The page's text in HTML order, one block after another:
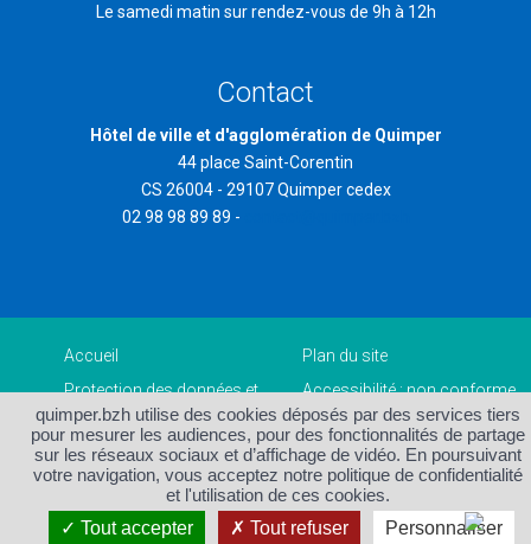
Le samedi matin sur rendez-vous de 9h à 12h
Contact
Hôtel de ville et d'agglomération de Quimper
44 place Saint-Corentin
CS 26004 - 29107 Quimper cedex
02 98 98 89 89 -
Accueil
Plan du site
Protection des données et
gestion des cookies
Accessibilité : non conforme
Mentions légales et crédits
Contact
quimper.bzh utilise des cookies déposés par des services tiers
pour mesurer les audiences, pour des fonctionnalités de partage
sur les réseaux sociaux et d’affichage de vidéo. En poursuivant
votre navigation, vous acceptez notre politique de confidentialité
et l'utilisation de ces cookies.
Tout accepter
Tout refuser Personnaliser